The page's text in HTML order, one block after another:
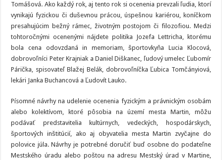
Tomášová. Ako každý rok, aj tento rok si ocenenia prevzali ľudia, ktorí
vynikajú fyzickou či duševnou prácou, úspešnou kariérou, koníčkom
presahujúcim bežný rámec, životným postojom či filozofiou. Medzi
tohtoročnými ocenenými nájdete politika Jozefa Lettricha, ktorému
bola cena odovzdaná in memoriam, športovkyňa Lucia Klocová,
dobrovoľníci Peter Krajniak a Daniel Diškanec, ľudový umelec Ľubomír
Párička, spisovateľ Blažej Belák, dobrovoľníčka Ľubica Tomčányiová,
lekári Janka Buchancová a Ľudovít Lauko.
Písomné návrhy na udelenie ocenenia fyzickým a právnickým osobám
alebo kolektívom, ktoré pôsobia na území mesta Martin, môžu
podávať predstavitelia kultúrnych, vedeckých, hospodárskych,
športových inštitúcií, ako aj obyvatelia mesta Martin zvyčajne do
polovice júla. Návrhy je potrebné doručiť buď osobne do podateľne
Mestského úradu alebo poštou na adresu Mestský úrad v Martine,